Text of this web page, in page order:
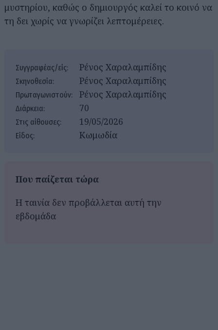
μυστηρίου, καθώς ο δημιουργός καλεί το κοινό να
τη δει χωρίς να γνωρίζει λεπτομέρειες.
Συγγραφέας/είς: Ρένος Χαραλαμπίδης
Σκηνοθεσία: Ρένος Χαραλαμπίδης
Πρωταγωνιστούν: Ρένος Χαραλαμπίδης
Διάρκεια: 70
Στις αίθουσες: 19/05/2026
Είδος: Κωμωδία
Που παίζεται τώρα
Η ταινία δεν προβάλλεται αυτή την
εβδομάδα